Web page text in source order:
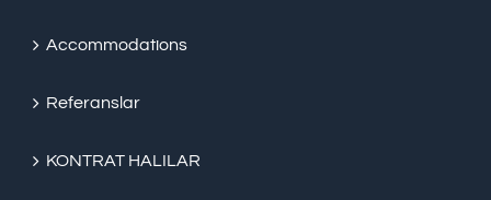
Accommodations
Referanslar
KONTRAT HALILAR